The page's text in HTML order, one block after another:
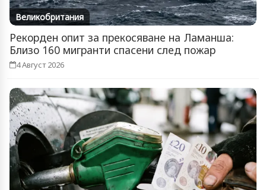
Великобритания
Рекорден опит за прекосяване на Ламанша:
Близо 160 мигранти спасени след пожар
4 Август 2026